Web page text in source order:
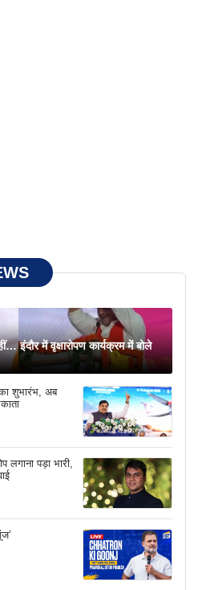
इंदौर में वृक्षारोपण कार्यक्रम में बोले
शुभारंभ, अब
पड़ा भारी,